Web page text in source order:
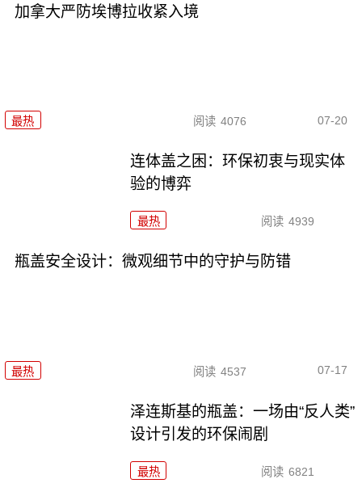
加拿大严防埃博拉收紧入境
最热 阅读 4076 07-20
连体盖之困：环保初衷与现实体
验的博弈
最热 阅读 4939
瓶盖安全设计：微观细节中的守护与防错
最热 阅读 4537 07-17
泽连斯基的瓶盖：一场由“反人类”
设计引发的环保闹剧
最热 阅读 6821